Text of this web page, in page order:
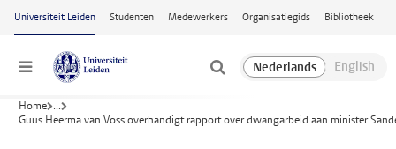
Ga naar hoofdinhoud
Universiteit Leiden Studenten Medewerkers Organisatiegids Bibliotheek
Menu
Home ...
Guus Heerma van Voss overhandigt rapport over dwangarbeid aan minister